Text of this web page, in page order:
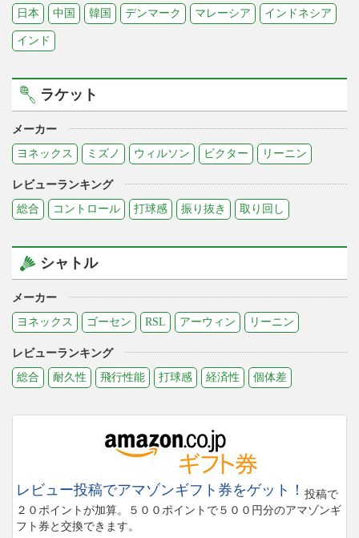
日本
中国 韓国 デンマーク マレーシア インドネシア
インド
ラケット
メーカー
ヨネックス
ミズノ ウィルソン ビクター リーニン
レビューランキング
総合
コントロール 打球感 振り抜き 取り回し
シャトル
メーカー
ヨネックス
ゴーセン RSL アーウィン リーニン
レビューランキング
総合
耐久性 飛行性能 打球感 経済性 個体差
レビュー投稿でアマゾンギフト券をゲット！ 投稿で
２０ポイントが加算。５００ポイントで５００円分のアマゾンギ
フト券と交換できます。